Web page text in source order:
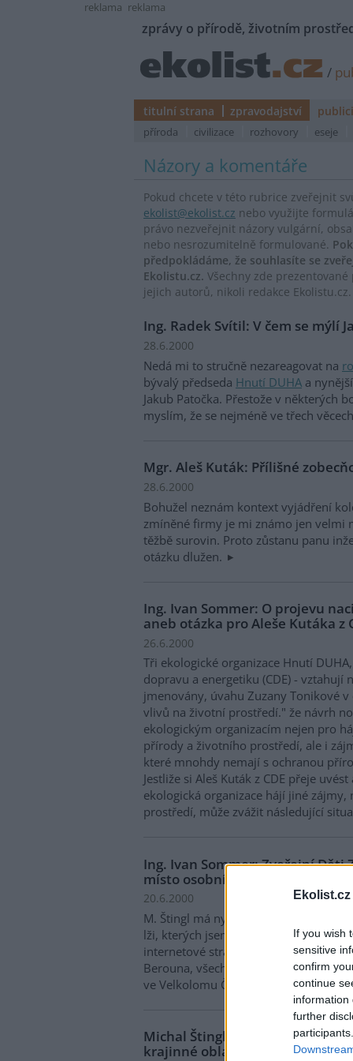
Ekolist.cz
If you wish
sensitive
confirm
continue
information
further
reklama reklama
zprávy o přírodě, životním
/
titulní strana zpravodajství
příroda civilizace rozhovory eseje
Názory a komentáře
Pokud chcete v této rubrice zveřejnit
ekolist@ekolist.cz nebo využijte
právo nezveřejnit názory vulgární,
nebo nesrozumitelně formulované.
předpokládáme, že souhlasíte se
Ekolistu.cz. Všechny zde
jejich autorů, nikoli redakce Ekolistu.cz.
Ing. Radek Svítil: V čem se mýlí
28.6.2000
Nedá mi to stručně nezareagovat na
bývalý předseda Hnutí DUHA a
Jakub Patočka. Přestože v některých
myslím, že se nejméně ve třech
Mgr. Aleš Kuták: Přílišné
28.6.2000
Bohužel neznám kontext vyjádření
zmíněné firmy je mi známo jen velmi
těžbě surovin. Proto zůstanu panu
otázku dlužen.
Ing. Ivan Sommer: O projevu
aneb otázka pro Aleše Kutáka z
26.6.2000
Tři ekologické organizace Hnutí
dopravu a energetiku (CDE) - vztahují
jmenovány, úvahu Zuzany Tonikové v
vlivů na životní prostředí." že návrh
ekologickým organizacím nejen pro
přírody a životního prostředí, ale i
které mnohdy nemají s ochranou
Jestliže si Aleš Kuták z CDE přeje
ekologická organizace hájí jiné
prostředí, může zvážit následující
Ing. Ivan Sommer: Zveřejní Děti
místo osobních výpadů ?
20.6.2000
M. Štingl má nyní šanci, spíše bych
lži, kterých jsem se měl dopustit. Měl
internetové stránce
www.ceskykras.cz
Berouna, všechna vyjádření
ve Velkolomu Čertovy schody -
Michal Štingl: Ekoaudit
krajinné oblasti a pan Sommer